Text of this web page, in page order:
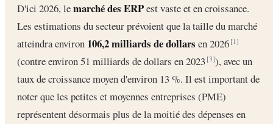
D'ici 2026, lemarché des ERPest vaste et en croissance.
Les estimations du secteur prévoient que la taille du marché
atteindra environ 106,2 milliards de dollars en 2026[1]
(contre environ 51 milliards de dollars en 2023[3]), avec un
taux de croissance moyen d'environ 13 %. Il est important de
noter que les petites et moyennes entreprises (PME)
représentent désormais plus de la moitié des dépenses en